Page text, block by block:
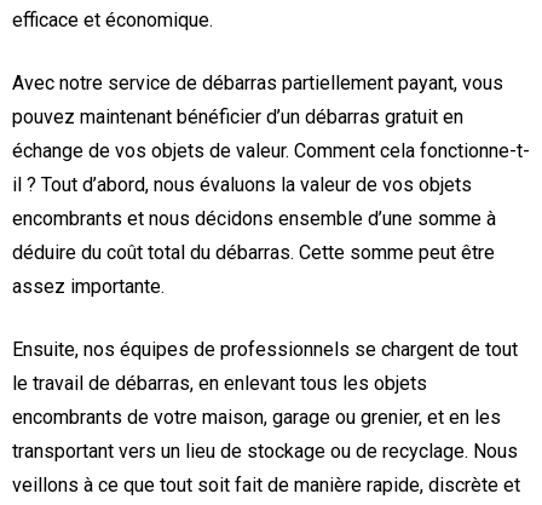
efficace et économique.
Avec notre service de débarras partiellement payant, vous
pouvez maintenant bénéficier d’un débarras gratuit en
échange de vos objets de valeur. Comment cela fonctionne-t-
il ? Tout d’abord, nous évaluons la valeur de vos objets
encombrants et nous décidons ensemble d’une somme à
déduire du coût total du débarras. Cette somme peut être
assez importante.
Ensuite, nos équipes de professionnels se chargent de tout
le travail de débarras, en enlevant tous les objets
encombrants de votre maison, garage ou grenier, et en les
transportant vers un lieu de stockage ou de recyclage. Nous
veillons à ce que tout soit fait de manière rapide, discrète et